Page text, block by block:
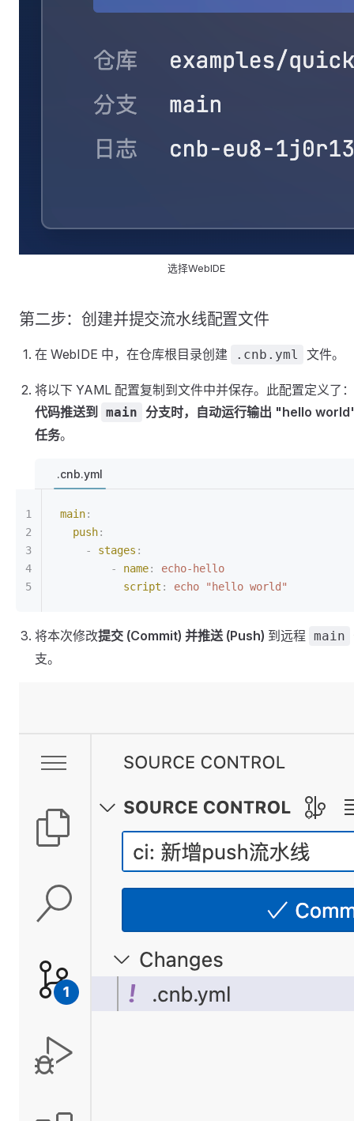
选择WebIDE
第二步：创建并提交流水线配置文件
在 WebIDE 中，在仓库根目录创建 .cnb.yml 文件。
将以下 YAML 配置复制到文件中并保存。此配置定义了
代码推送到
main 分支时，自动运行输出 "hello
任务。
.cnb.yml
main:
  push
:
    -
stages :
        -
name:
echo-hello
          script
: echo "hello world"
将本次修改提交 (Commit) 并推送 (Push) 到远程 main
支。